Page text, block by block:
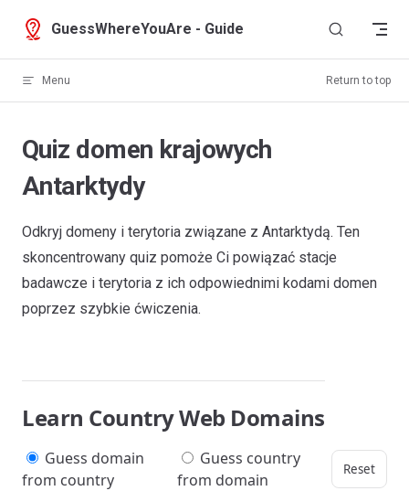
Skip to content
GuessWhereYouAre - Guide
Menu Return to top
Quiz domen krajowych
Antarktydy
Odkryj domeny i terytoria związane z Antarktydą. Ten
skoncentrowany quiz pomoże Ci powiązać stacje
badawcze i terytoria z ich odpowiednimi kodami domen
poprzez szybkie ćwiczenia.
Learn Country Web Domains
Guess domain
from country
Guess country
from domain
Reset